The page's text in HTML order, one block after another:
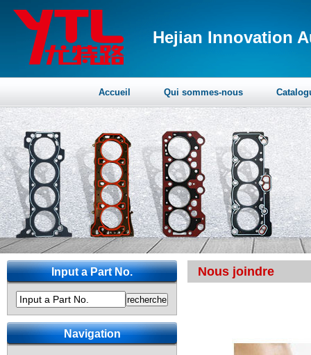
Hejian Innovation
Accueil Qui sommes-nous
Nous joindre
Input a Part No.
Input a Part No.
Navigation